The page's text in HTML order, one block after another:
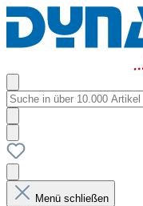
Menü schließen